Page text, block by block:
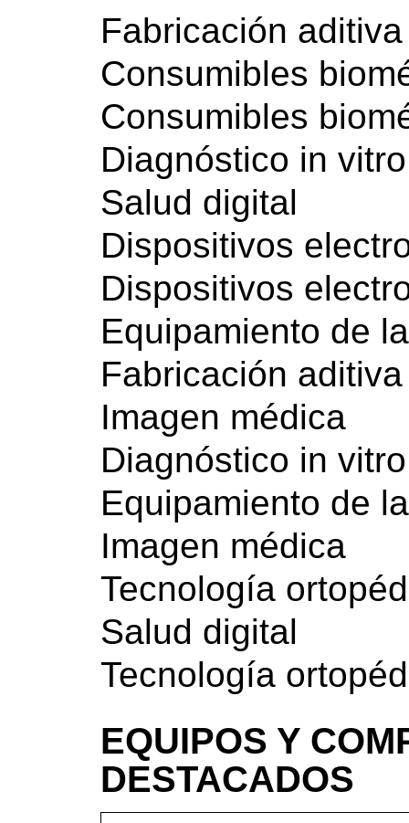
Fabricación aditiva
Consumibles
Consumibles
Diagnóstico in vitro
Salud digital
Dispositivos
Dispositivos
Equipamiento de
Fabricación aditiva
Imagen médica
Diagnóstico in vitro
Equipamiento de
Imagen médica
Tecnología
Salud digital
Tecnología
EQUIPOS Y
DESTACADOS